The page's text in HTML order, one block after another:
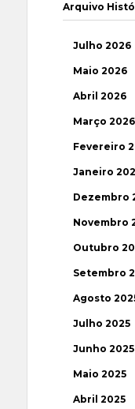
Arquivo
Julho 2026
Maio 2026
Abril 2026
Março 2026
Fevereiro
Janeiro
Dezembro
Novembro
Outubro
Setembro
Agosto
Julho 2025
Junho 2025
Maio 2025
Abril 2025